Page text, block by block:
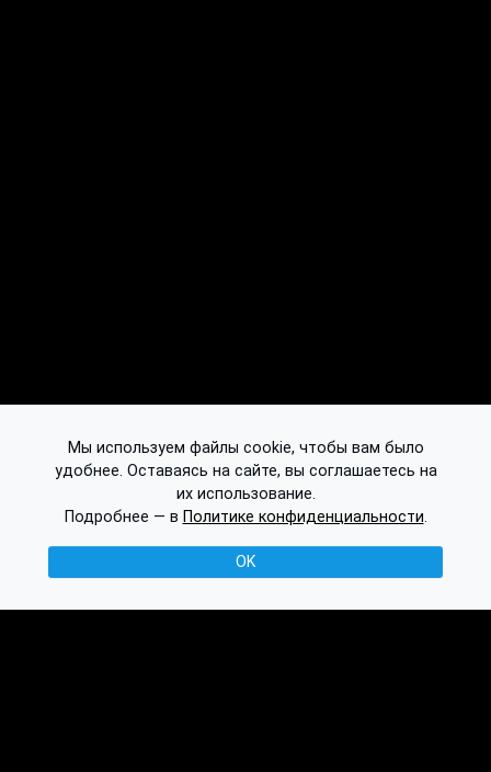
Мы используем файлы cookie, чтобы вам было
удобнее. Оставаясь на сайте, вы соглашаетесь на
их использование.
Подробнее — в Политике конфиденциальности.
OK